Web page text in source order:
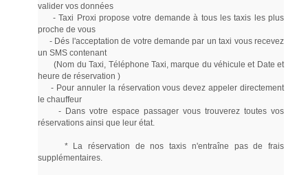
valider vos données
- Taxi Proxi propose votre demande à tous les taxis les plus
proche de vous
- Dés l'acceptation de votre demande par un taxi vous recevez
un SMS contenant
(Nom du Taxi, Téléphone Taxi, marque du véhicule et Date et
heure de réservation )
- Pour annuler la réservation vous devez appeler directement
le chauffeur
- Dans votre espace passager vous trouverez toutes vos
réservations ainsi que leur état.
* La réservation de nos taxis n'entraîne pas de frais
supplémentaires.